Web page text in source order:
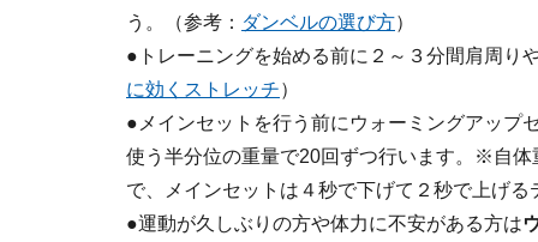
う。（参考： ダンベルの選び方）
●トレーニングを始める前に２～３分間肩周り
に効くストレッチ）
●メインセットを行う前にウォーミングアップ
使う半分位の重量で20回ずつ行います。※自
で、メインセットは４秒で下げて２秒で上げる
●運動が久しぶりの方や体力に不安がある方は